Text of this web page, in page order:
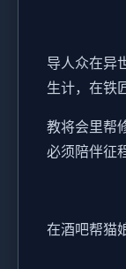
导人众在异
生计，在铁
教将会里帮
必须陪伴征
在酒吧帮猫